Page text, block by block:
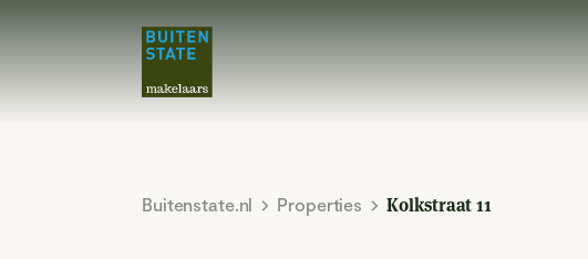
Buitenstate.nl Properties Kolkstraat 11